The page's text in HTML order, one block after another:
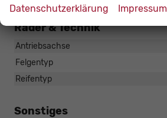
Räder & Technik
Antriebsachse
Felgentyp
Reifentyp
Sonstiges
Datenschutzerklärung Impressum